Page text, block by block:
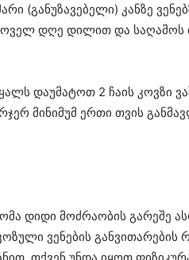
(განუზავებელი) კანზე
დღე დილით და საღამოს
დაუმატოთ 2 ჩაის კოვზი
მინიმუმ ერთი თვის
დიდი მოძრაობის გარეშე
ვენების განვითარების